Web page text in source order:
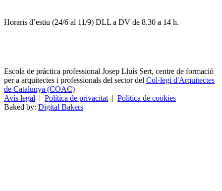
Horaris d’estiu (24/6 al 11/9) DLL a DV de 8.30 a 14 h.
Escola de pràctica professional Josep Lluís Sert, centre de formació
per a arquitectes i professionals del sector del Col·legi d'Arquitectes
de Catalunya (COAC)
Avís legal | Política de privacitat | Política de cookies
Baked by: Digital Bakers